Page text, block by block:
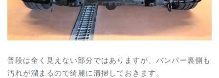
普段は全く見えない部分ではありますが、バンパー裏側も
汚れが溜まるので綺麗に清掃しておきます。